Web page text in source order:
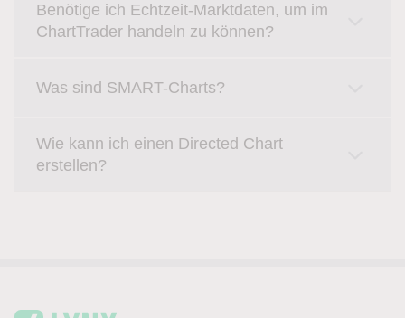
Benötige ich Echtzeit-Marktdaten, um im
ChartTrader handeln zu können?
Was sind SMART-Charts?
Wie kann ich einen Directed Chart
erstellen?